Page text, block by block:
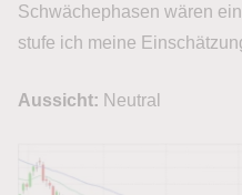
Schwächephasen wären
stufe ich meine
Aussicht: Neutral